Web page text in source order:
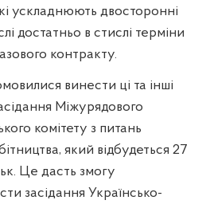
ускладнюють двосторонні
достатньо в стислі терміни
контракту.
винести ці та інші
Міжурядового
комітету з питань
який відбудеться 27
Це дасть змогу
засідання Українсько-